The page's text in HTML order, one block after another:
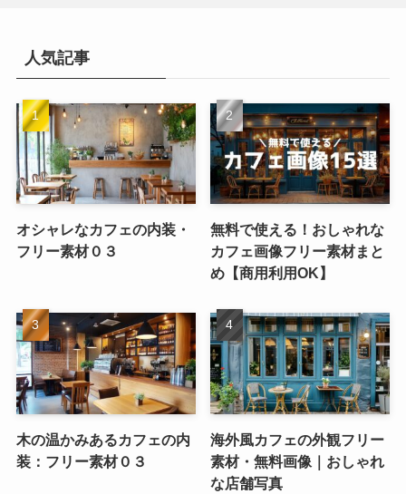
人気記事
オシャレなカフェの内装・
フリー素材０３
無料で使える！おしゃれな
カフェ画像フリー素材まと
め【商用利用OK】
木の温かみあるカフェの内
装：フリー素材０３
海外風カフェの外観フリー
素材・無料画像｜おしゃれ
な店舗写真